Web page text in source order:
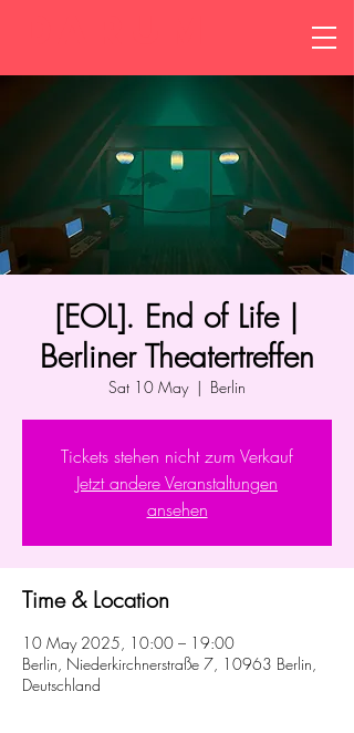
[EOL]. End of Life |
Berliner Theatertreffen
Sat 10 May
  |
Berlin
Tickets stehen nicht zum Verkauf
Jetzt andere Veranstaltungen
ansehen
Time & Location
10 May 2025, 10:00 – 19:00
Berlin, Niederkirchnerstraße 7, 10963 Berlin,
Deutschland